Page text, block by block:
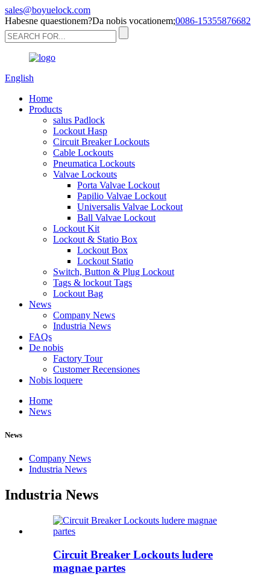
sales@boyuelock.com
Habesne quaestionem?Da nobis vocationem;0086-15355876682
English
Home
Products
salus Padlock
Lockout Hasp
Circuit Breaker Lockouts
Cable Lockouts
Pneumatica Lockouts
Valvae Lockouts
Porta Valvae Lockout
Papilio Valvae Lockout
Universalis Valvae Lockout
Ball Valvae Lockout
Lockout Kit
Lockout & Statio Box
Lockout Box
Lockout Statio
Switch, Button & Plug Lockout
Tags & lockout Tags
Lockout Bag
News
Company News
Industria News
FAQs
De nobis
Factory Tour
Customer Recensiones
Nobis loquere
Home
News
News
Company News
Industria News
Industria News
Circuit Breaker Lockouts ludere
magnae partes